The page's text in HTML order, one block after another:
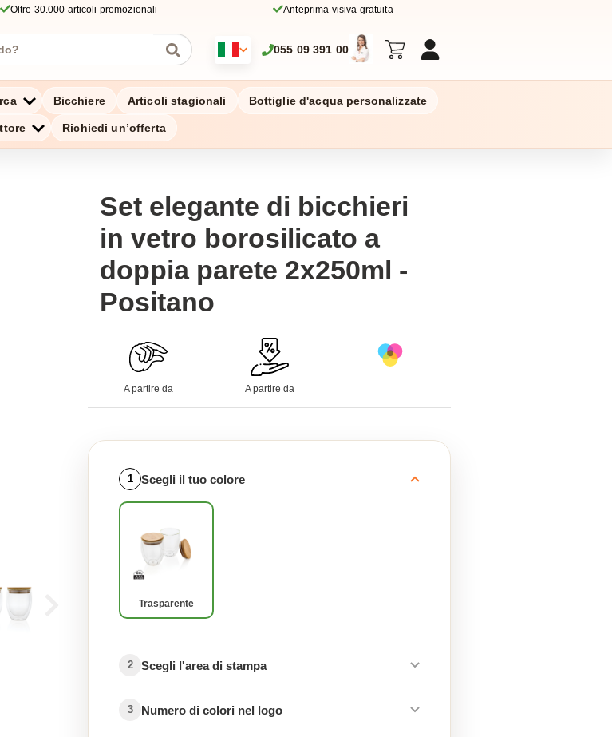
Oltre 30.000 articoli promozionali Anteprima visiva gratuita
055 09 391 00
Bicchiere Articoli stagionali Bottiglie d'acqua personalizzate
Richiedi un’offerta
Set elegante di bicchieri
in vetro borosilicato a
doppia parete 2x250ml -
Positano
A partire da A partire da
1 Scegli il tuo colore
Trasparente
2 Scegli l'area di stampa
3 Numero di colori nel logo